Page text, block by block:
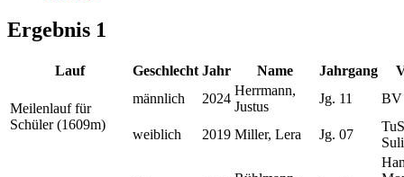
Ergebnis 1
Lauf Geschlecht Jahr Name Jahrgang
Meilenlauf für
Schüler (1609m)
männlich 2024
Herrmann,
Justus
Jg. 11 BV
weiblich 2019 Miller, Lera Jg. 07
TuS